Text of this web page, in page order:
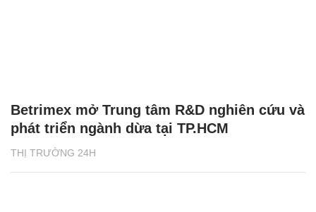
THỊ TRƯỜNG 24H
Betrimex mở Trung tâm R&D nghiên cứu và
phát triển ngành dừa tại TP.HCM